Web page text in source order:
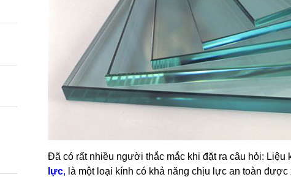
Đã có rất nhiều người thắc mắc khi đặt ra câu hỏi:
lực, là một loại kính có khả năng chịu lực an toàn